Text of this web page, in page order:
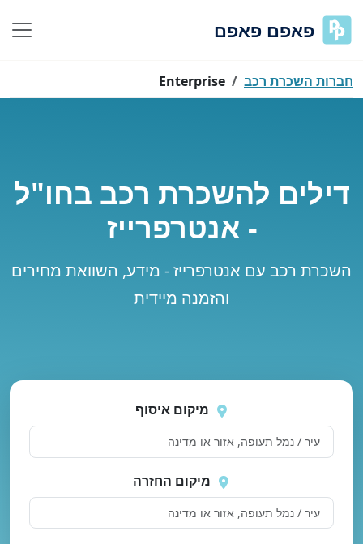
פאפם פאפם
חברות השכרת רכב Enterprise
דילים להשכרת רכב בחו"ל
- אנטרפרייז
השכרת רכב עם אנטרפרייז - מידע, השוואת מחירים
והזמנה מיידית
שוב
מיקום איסוף
מיקום החזרה